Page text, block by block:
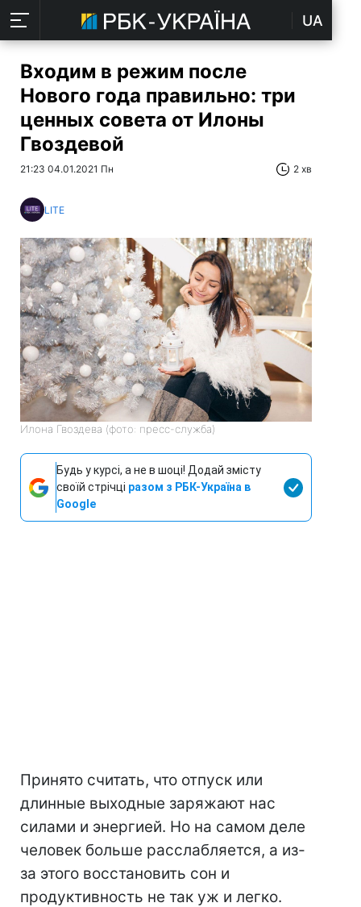
UA
Входим в режим после
Нового года правильно: три
ценных совета от Илоны
Гвоздевой
21:23 04.01.2021 Пн 2 хв
LITE
Илона Гвоздева (фото: пресс-служба)
Будь у курсі, а не в шоці! Додай змісту
своїй стрічці разом з РБК-Україна в
Google
Принято считать, что отпуск или
длинные выходные заряжают нас
силами и энергией. Но на самом деле
человек больше расслабляется, а из-
за этого восстановить сон и
продуктивность не так уж и легко.